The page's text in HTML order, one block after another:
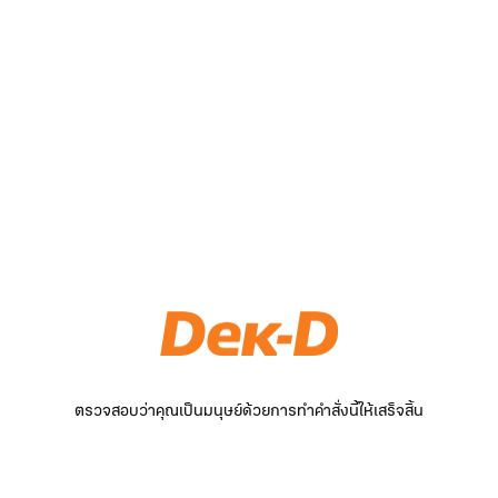
ตรวจสอบว่าคุณเป็นมนุษย์ด้วยการทำคำสั่งนี้ให้เสร็จสิ้น